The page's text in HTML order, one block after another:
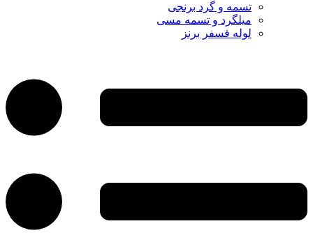
تسمه و گرد برنجی
میلگرد و تسمه مسی
لوله فسفر برنز